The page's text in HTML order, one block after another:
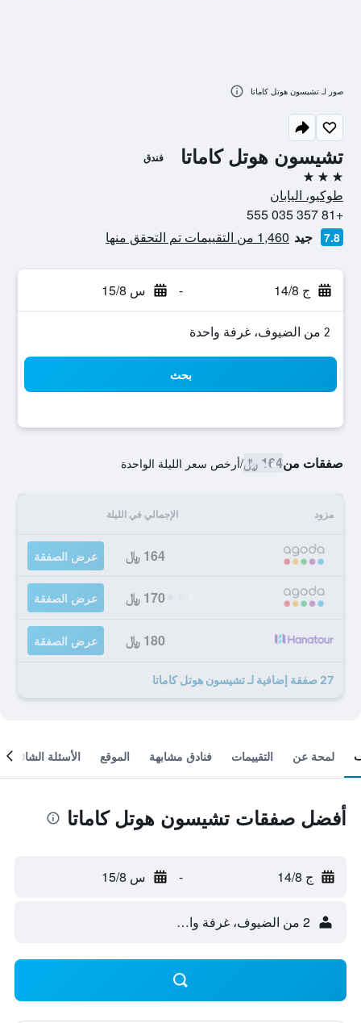
تشيسون هوتل كاماتا فندق
3 نجوم
طوكيو، اليابان
+81 357 035 555
7.8 جيد 1,460 من التقييمات تم التحقق منها
ج 14/8 - س 15/8
2 من الضيوف، غرفة واحدة
بحث
صفقات من164 ﷼ /أرخص سعر الليلة الواحدة
مزود الإجمالي في الليلة
164 ﷼ عرض الصفقة
170 ﷼ عرض الصفقة
180 ﷼ عرض الصفقة
27 صفقة إضافية لـ تشيسون هوتل كاماتا
صور لـ تشيسون هوتل كاماتا
لمحة عن التقييمات فنادق مشابهة الموقع الأسئلة الشائعة
أفضل صفقات تشيسون هوتل كاماتا
ج 14/8 - س 15/8
2 من الضيوف، غرفة واحدة